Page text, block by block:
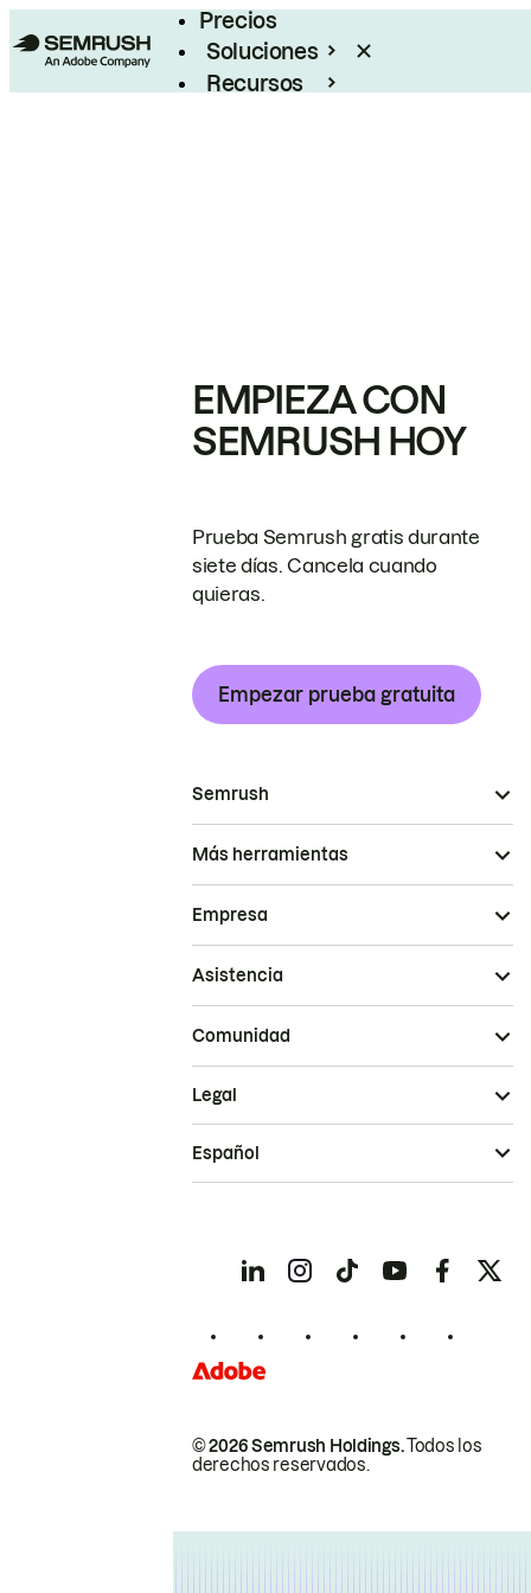
Precios
Soluciones
Recursos
EMPIEZA CON
SEMRUSH HOY
Prueba Semrush gratis durante
siete días. Cancela cuando
quieras.
Empezar prueba gratuita
Semrush
Más herramientas
Empresa
Asistencia
Comunidad
© 2026 Semrush Holdings.Todos los
derechos reservados.
Legal
Español